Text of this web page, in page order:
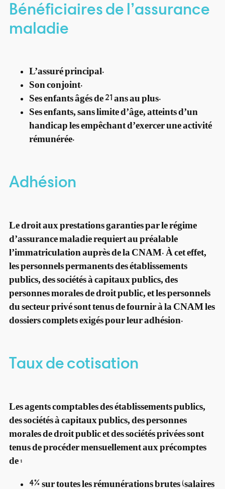
Bénéficiaires de l’assurance
maladie
L’assuré principal.
Son conjoint.
Ses enfants âgés de 21 ans au plus.
Ses enfants, sans limite d’âge, atteints d’un
handicap les empêchant d’exercer une activité
rémunérée.
Adhésion
Le droit aux prestations garanties par le régime
d’assurance maladie requiert au préalable
l’immatriculation auprès de la CNAM. À cet effet,
les personnels permanents des établissements
publics, des sociétés à capitaux publics, des
personnes morales de droit public, et les personnels
du secteur privé sont tenus de fournir à la CNAM les
dossiers complets exigés pour leur adhésion.
Taux de cotisation
Les agents comptables des établissements publics,
des sociétés à capitaux publics, des personnes
morales de droit public et des sociétés privées sont
tenus de procéder mensuellement aux précomptes
de :
4% sur toutes les rémunérations brutes (salaires